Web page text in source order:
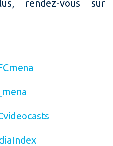
rendez-vous sur